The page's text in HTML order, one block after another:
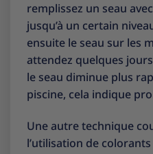
remplissez un seau
jusqu’à un certain
ensuite le seau sur les
attendez quelques
le seau diminue plus
piscine, cela indique
Une autre technique
l’utilisation de